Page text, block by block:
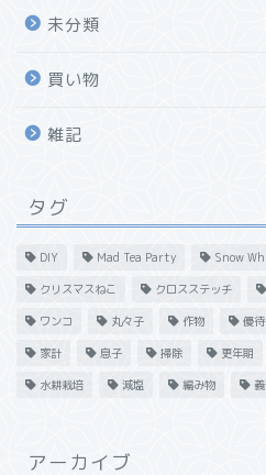
未分類
買い物
雑記
タグ
DIY Mad Tea Party Snow
クリスマスねこ クロスステッチ
ワンコ 丸々子 作物 優待
家計 息子 掃除 更年期
水耕栽培 減塩 編み物
アーカイブ